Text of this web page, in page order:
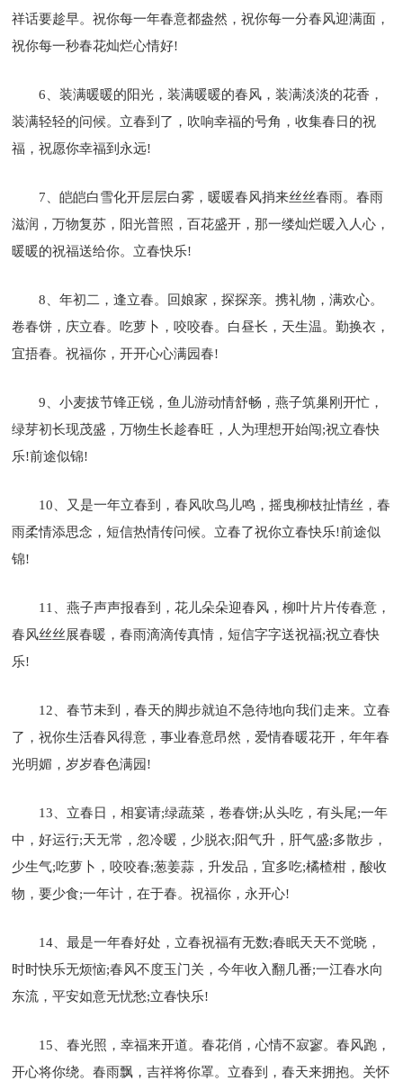
祥话要趁早。祝你每一年春意都盎然，祝你每一分春风迎满面，
祝你每一秒春花灿烂心情好!
6、装满暖暖的阳光，装满暖暖的春风，装满淡淡的花香，
装满轻轻的问候。立春到了，吹响幸福的号角，收集春日的祝
福，祝愿你幸福到永远!
7、皑皑白雪化开层层白雾，暖暖春风捎来丝丝春雨。春雨
滋润，万物复苏，阳光普照，百花盛开，那一缕灿烂暖入人心，
暖暖的祝福送给你。立春快乐!
8、年初二，逢立春。回娘家，探探亲。携礼物，满欢心。
卷春饼，庆立春。吃萝卜，咬咬春。白昼长，天生温。勤换衣，
宜捂春。祝福你，开开心心满园春!
9、小麦拔节锋正锐，鱼儿游动情舒畅，燕子筑巢刚开忙，
绿芽初长现茂盛，万物生长趁春旺，人为理想开始闯;祝立春快
乐!前途似锦!
10、又是一年立春到，春风吹鸟儿鸣，摇曳柳枝扯情丝，春
雨柔情添思念，短信热情传问候。立春了祝你立春快乐!前途似
锦!
11、燕子声声报春到，花儿朵朵迎春风，柳叶片片传春意，
春风丝丝展春暖，春雨滴滴传真情，短信字字送祝福;祝立春快
乐!
12、春节未到，春天的脚步就迫不急待地向我们走来。立春
了，祝你生活春风得意，事业春意昂然，爱情春暖花开，年年春
光明媚，岁岁春色满园!
13、立春日，相宴请;绿蔬菜，卷春饼;从头吃，有头尾;一年
中，好运行;天无常，忽冷暖，少脱衣;阳气升，肝气盛;多散步，
少生气;吃萝卜，咬咬春;葱姜蒜，升发品，宜多吃;橘楂柑，酸收
物，要少食;一年计，在于春。祝福你，永开心!
14、最是一年春好处，立春祝福有无数;春眠天天不觉晓，
时时快乐无烦恼;春风不度玉门关，今年收入翻几番;一江春水向
东流，平安如意无忧愁;立春快乐!
15、春光照，幸福来开道。春花俏，心情不寂寥。春风跑，
开心将你绕。春雨飘，吉祥将你罩。立春到，春天来拥抱。关怀